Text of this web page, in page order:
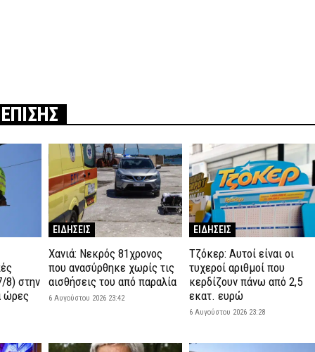
8) στην
ώρες
ΕΙΔΗΣΕΙΣ
Χανιά: Νεκρός 81χρονος
που ανασύρθηκε χωρίς τις
αισθήσεις του από παραλία
6 Αυγούστου 2026 23:42
ΕΙΔΗΣΕΙΣ
Τζόκερ: Αυτοί είναι οι
τυχεροί αριθμοί που
κερδίζουν πάνω από 2,5
εκατ. ευρώ
6 Αυγούστου 2026 23:28